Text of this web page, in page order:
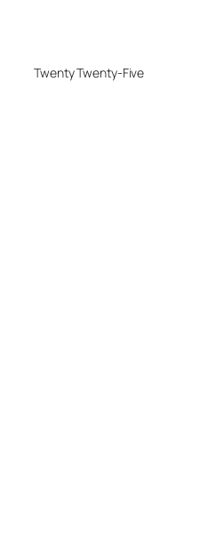
Twenty Twenty-Five